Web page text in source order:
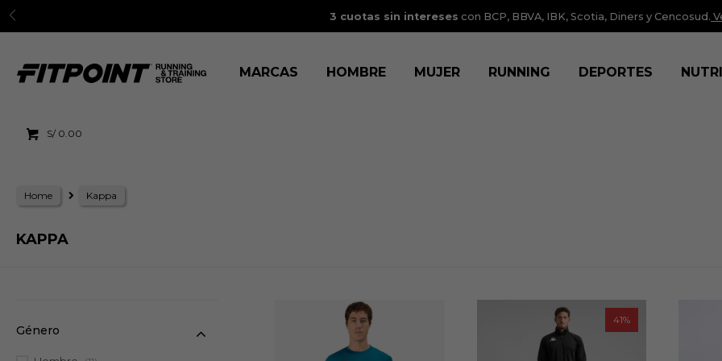
3 cuotas sin intereses con BCP, BBVA, IBK, Scotia, Diners y Cencosud.
MARCAS HOMBRE MUJER RUNNING DEPORTES
S/ 0.00
Home Kappa
KAPPA
41
Género